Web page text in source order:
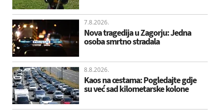
7.8.2026.
Nova tragedija u Zagorju: Jedna
osoba smrtno stradala
8.8.2026.
Kaos na cestama: Pogledajte gdje
su već sad kilometarske kolone